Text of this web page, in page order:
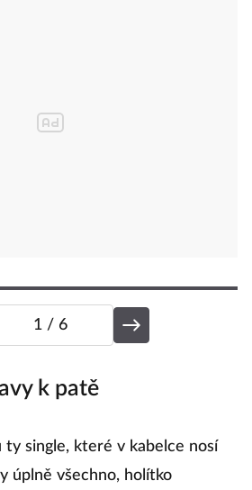
1 / 6
k patě
ty single, které v kabelce nosí
úplně všechno, holítko